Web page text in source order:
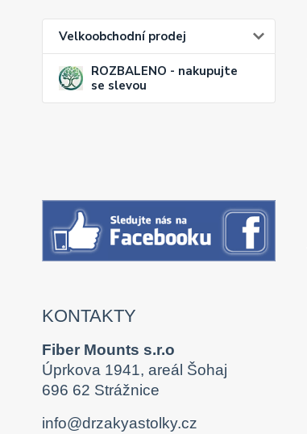
Velkoobchodní prodej
ROZBALENO - nakupujte
se slevou
KONTAKTY
Fiber Mounts s.r.o
Úprkova 1941, areál Šohaj
696 62 Strážnice
info@drzakyastolky.cz